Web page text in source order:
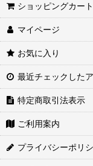
ショッピングカート
マイページ
お気に入り
最近チェックした
特定商取引法表示
ご利用案内
プライバシーポリ